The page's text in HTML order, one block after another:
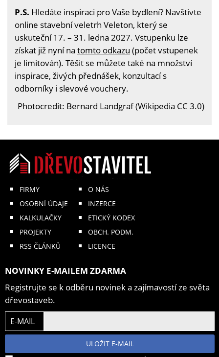
P.S. Hledáte inspiraci pro Vaše bydlení? Navštivte
online stavební veletrh Veleton, který se
uskuteční 17. – 31. ledna 2027. Vstupenku lze
získat již nyní na tomto odkazu (počet vstupenek
je limitován). Těšit se můžete také na množství
inspirace, živých přednášek, konzultací s
odborníky i slevové vouchery.
Photocredit: Bernard Landgraf (Wikipedia CC 3.0)
FIRMY
OSOBNÍ ÚDAJE
KALKULAČKY
PROJEKTY
RSS ČLÁNKŮ
O NÁS
INZERCE
ETICKÝ KODEX
OBCH. PODM.
LICENCE
NOVINKY E-MAILEM ZDARMA
Registrujte se k odběru novinek a zajímavostí ze světa
dřevostaveb.
E-MAIL
ULOŽIT E-MAIL